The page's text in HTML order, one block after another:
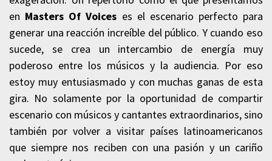
en Masters Of Voices es el escenario perfecto para
generar una reacción increíble del público. Y cuando eso
sucede, se crea un intercambio de energía muy
poderoso entre los músicos y la audiencia. Por eso
estoy muy entusiasmado y con muchas ganas de esta
gira. No solamente por la oportunidad de compartir
escenario con músicos y cantantes extraordinarios, sino
también por volver a visitar países latinoamericanos
que siempre nos reciben con una pasión y un cariño